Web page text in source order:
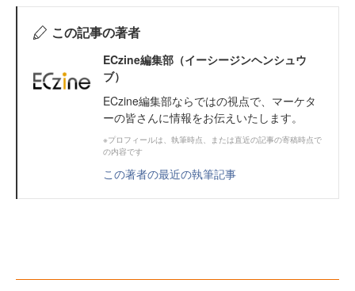
この記事の著者
ECzine編集部（イーシージンヘンシュウ
ブ）
ECzine編集部ならではの視点で、マーケタ
ーの皆さんに情報をお伝えいたします。
※プロフィールは、執筆時点、または直近の記事の寄稿時点で
の内容です
この著者の最近の執筆記事